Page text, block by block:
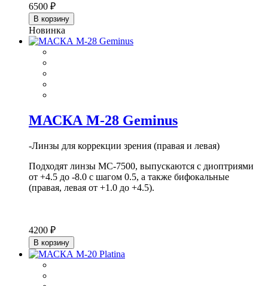
6500 ₽
В корзину
Новинка
МАСКА М-28 Geminus
-Линзы для коррекции зрения (правая и левая)
Подходят линзы MC-7500, выпускаются с диоптриями
от +4.5 до -8.0 с шагом 0.5, а также бифокальные
(правая, левая от +1.0 до +4.5).
4200 ₽
В корзину